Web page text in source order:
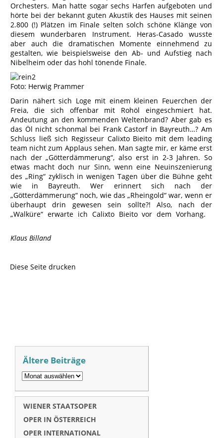
Orchesters. Man hatte sogar sechs Harfen aufgeboten und
hörte bei der bekannt guten Akustik des Hauses mit seinen
2.800 (!) Plätzen im Finale selten solch schöne Klänge von
diesem wunderbaren Instrument. Heras-Casado wusste
aber auch die dramatischen Momente einnehmend zu
gestalten, wie beispielsweise den Ab- und Aufstieg nach
Nibelheim oder das hohl tönende Finale.
Foto: Herwig Prammer
Darin nähert sich Loge mit einem kleinen Feuerchen der
Freia, die sich offenbar mit Rohöl eingeschmiert hat.
Andeutung an den kommenden Weltenbrand? Aber gab es
das Öl nicht schonmal bei Frank Castorf in Bayreuth…? Am
Schluss ließ sich Regisseur Calixto Bieito mit dem leading
team nicht zum Applaus sehen. Man sagte mir, er käme erst
nach der „Götterdämmerung“, also erst in 2-3 Jahren. So
etwas macht doch nur Sinn, wenn eine Neuinszenierung
des „Ring“ zyklisch in wenigen Tagen über die Bühne geht
wie in Bayreuth. Wer erinnert sich nach der
„Götterdämmerung“ noch, wie das „Rheingold“ war, wenn er
überhaupt drin gewesen sein sollte?! Also, nach der
„Walküre“ erwarte ich Calixto Bieito vor dem Vorhang.
Klaus Billand
Diese Seite drucken
Ältere Beiträge
WIENER STAATSOPER
OPER IN ÖSTERREICH
OPER INTERNATIONAL